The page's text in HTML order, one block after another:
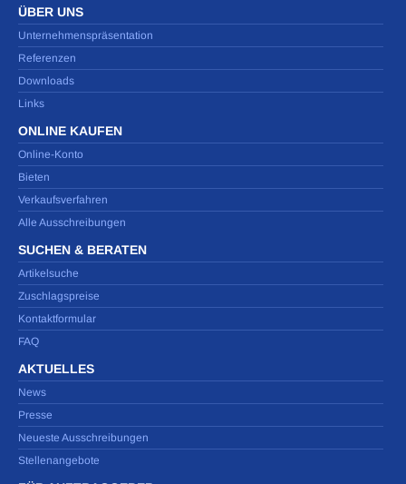
ÜBER UNS
Unternehmenspräsentation
Referenzen
Downloads
Links
ONLINE KAUFEN
Online-Konto
Bieten
Verkaufsverfahren
Alle Ausschreibungen
SUCHEN & BERATEN
Artikelsuche
Zuschlagspreise
Kontaktformular
FAQ
AKTUELLES
News
Presse
Neueste Ausschreibungen
Stellenangebote